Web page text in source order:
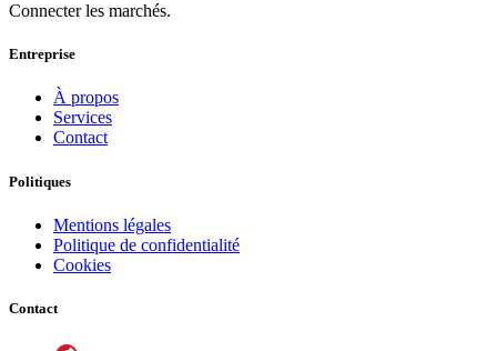
Connecter les marchés.
Entreprise
À propos
Services
Contact
Politiques
Mentions légales
Politique de confidentialité
Cookies
Contact